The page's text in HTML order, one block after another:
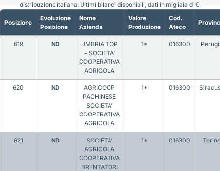
Posizione
Evoluzione
Posizione
Nome
Azienda
Valore
Produzione
Cod.
Ateco
619 ND
UMBRIA TOP
– SOCIETA’
COOPERATIVA
AGRICOLA
1* 016300
620 ND
AGRICOOP
PACHINESE
SOCIETA’
COOPERATIVA
AGRICOLA
1* 016300
621 ND
SOCIETA’
AGRICOLA
COOPERATIVA
BRENTATORI
1* 016300 Torino
distribuzione italiana. Ultimi bilanci disponibili, dati in migliaia di €.